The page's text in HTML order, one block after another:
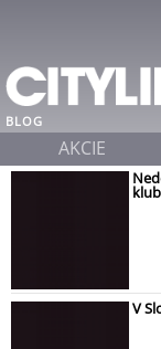
BLOG
V
AKCIE